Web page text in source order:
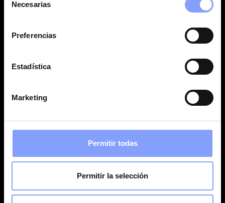
Necesarias
Preferencias
Estadística
Marketing
Permitir todas
Permitir la selección